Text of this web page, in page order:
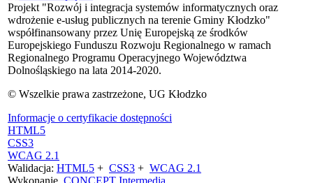
Projekt "Rozwój i integracja systemów informatycznych oraz
wdrożenie e-usług publicznych na terenie Gminy Kłodzko"
współfinansowany przez Unię Europejską ze środków
Europejskiego Funduszu Rozwoju Regionalnego w ramach
Regionalnego Programu Operacyjnego Województwa
Dolnośląskiego na lata 2014-2020.
© Wszelkie prawa zastrzeżone, UG Kłodzko
Informacje o certyfikacie dostępności
HTML5
CSS3
WCAG 2.1
Walidacja: HTML5 + CSS3 + WCAG 2.1
Wykonanie CONCEPT Intermedia